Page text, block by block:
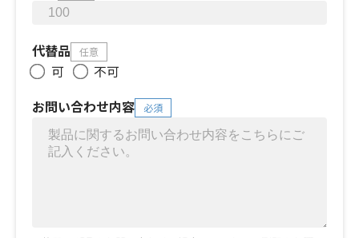
代替品 任意
可
不可
お問い合わせ内容
必須